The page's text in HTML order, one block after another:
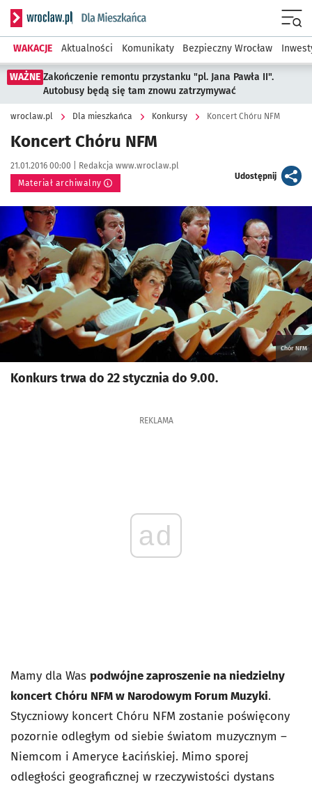
Serwis informacyjny wroclaw.pl podserwis: Dla mieszkańca
WAKACJE Aktualności Komunikaty Bezpieczny Wrocław
WAŻNE Zakończenie remontu przystanku "pl. Jana Pawła II".
Autobusy będą się tam znowu zatrzymywać
wroclaw.pl Dla mieszkańca Konkursy Koncert Chóru NFM
Koncert Chóru NFM
Data publikacji:
21.01.2016 00:00 | Autor:
Redakcja www.wroclaw.pl
Materiał archiwalny
Udostępnijartykuł
Kliknij, aby powiększyć
Chór NFM
Konkurs trwa do 22 stycznia do 9.00.
REKLAMA
ad
Mamy dla Was podwójne zaproszenie na niedzielny
koncert Chóru NFM w Narodowym Forum Muzyki.
Styczniowy koncert Chóru NFM zostanie poświęcony
pozornie odległym od siebie światom muzycznym –
Niemcom i Ameryce Łacińskiej. Mimo sporej
odległości geograficznej w rzeczywistości dystans